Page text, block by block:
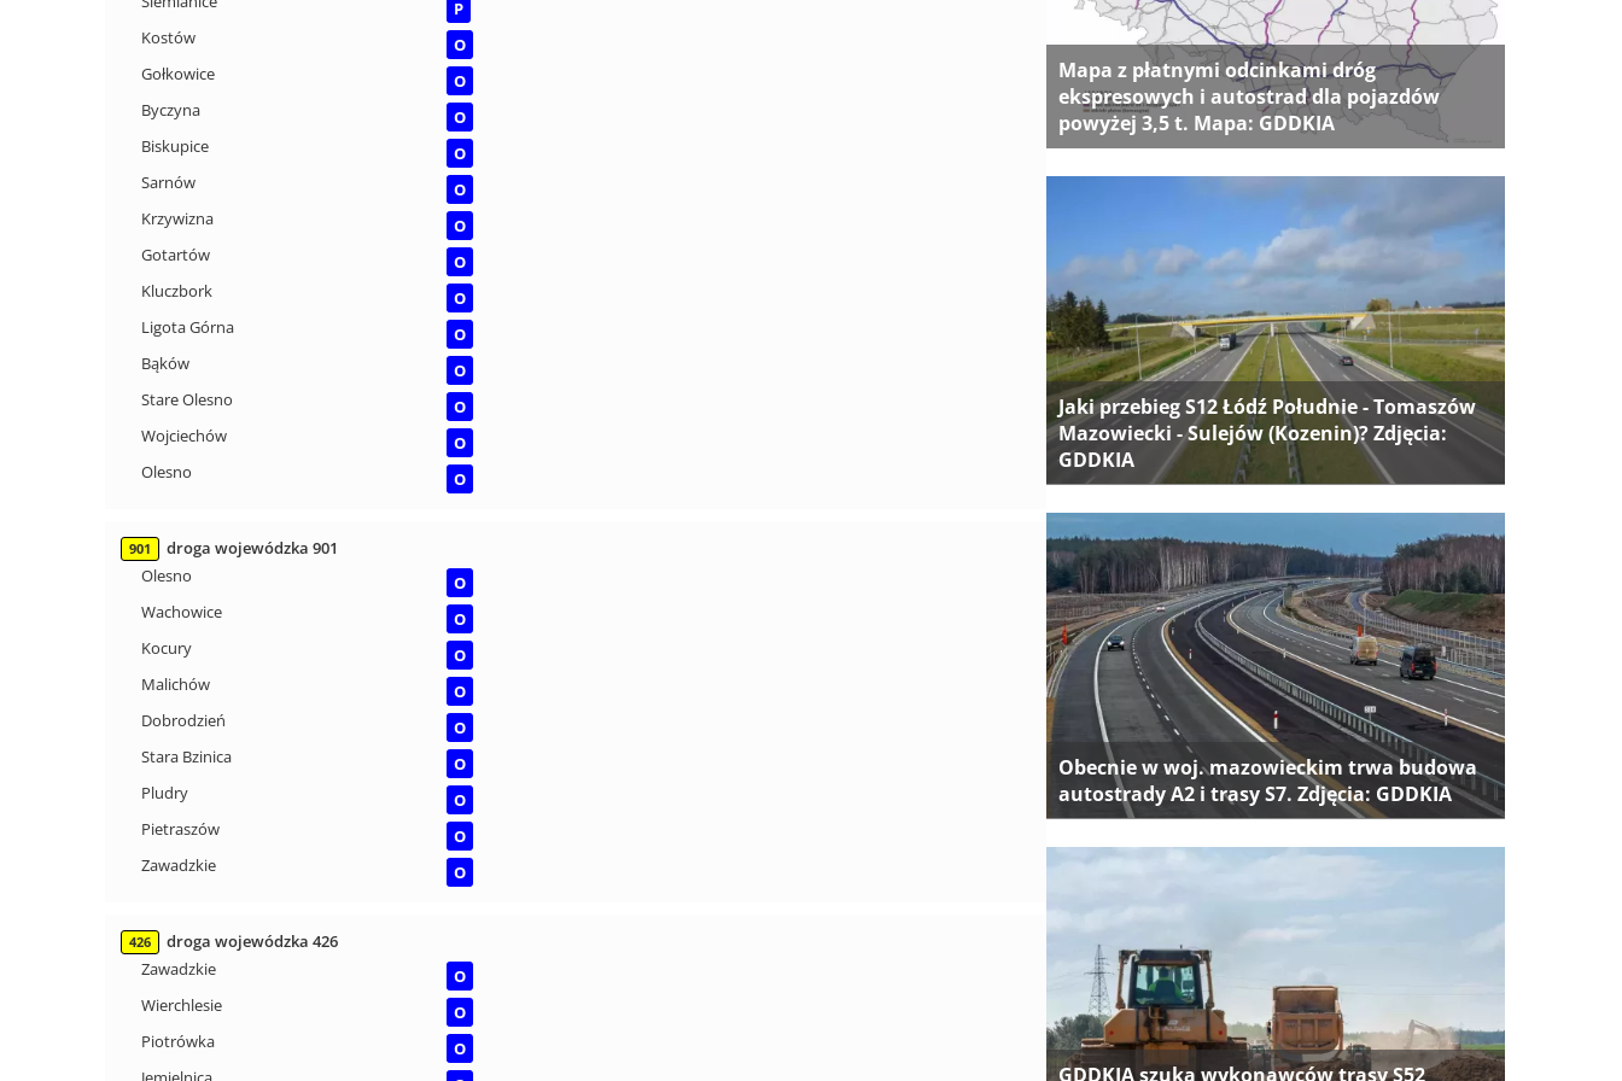
P
Kostów
O
Gołkowice
O
Byczyna
O
Biskupice
O
Sarnów
O
Krzywizna
O
Gotartów
O
Kluczbork
O
Ligota Górna
O
Bąków
O
Stare Olesno
O
Wojciechów
O
Olesno
O
901
droga wojewódzka 901
Olesno
O
Wachowice
O
Kocury
O
Malichów
O
Dobrodzień
O
Stara Bzinica
O
Pludry
O
Pietraszów
O
Zawadzkie
O
426
droga wojewódzka 426
Zawadzkie
O
Wierchlesie
O
Piotrówka
O
Mapa z płatnymi odcinkami dróg
ekspresowych i autostrad dla pojazdów
powyżej 3,5 t. Mapa: GDDKIA
Jaki przebieg S12 Łódź Południe - Tomaszów
Mazowiecki - Sulejów (Kozenin)? Zdjęcia:
GDDKIA
Obecnie w woj. mazowieckim trwa budowa
autostrady A2 i trasy S7. Zdjęcia: GDDKIA
GDDKIA szuka wykonawców trasy S52